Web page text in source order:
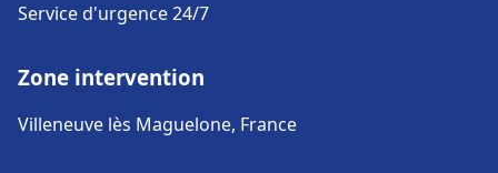
Service d'urgence 24/7
Zone intervention
Villeneuve lès Maguelone, France